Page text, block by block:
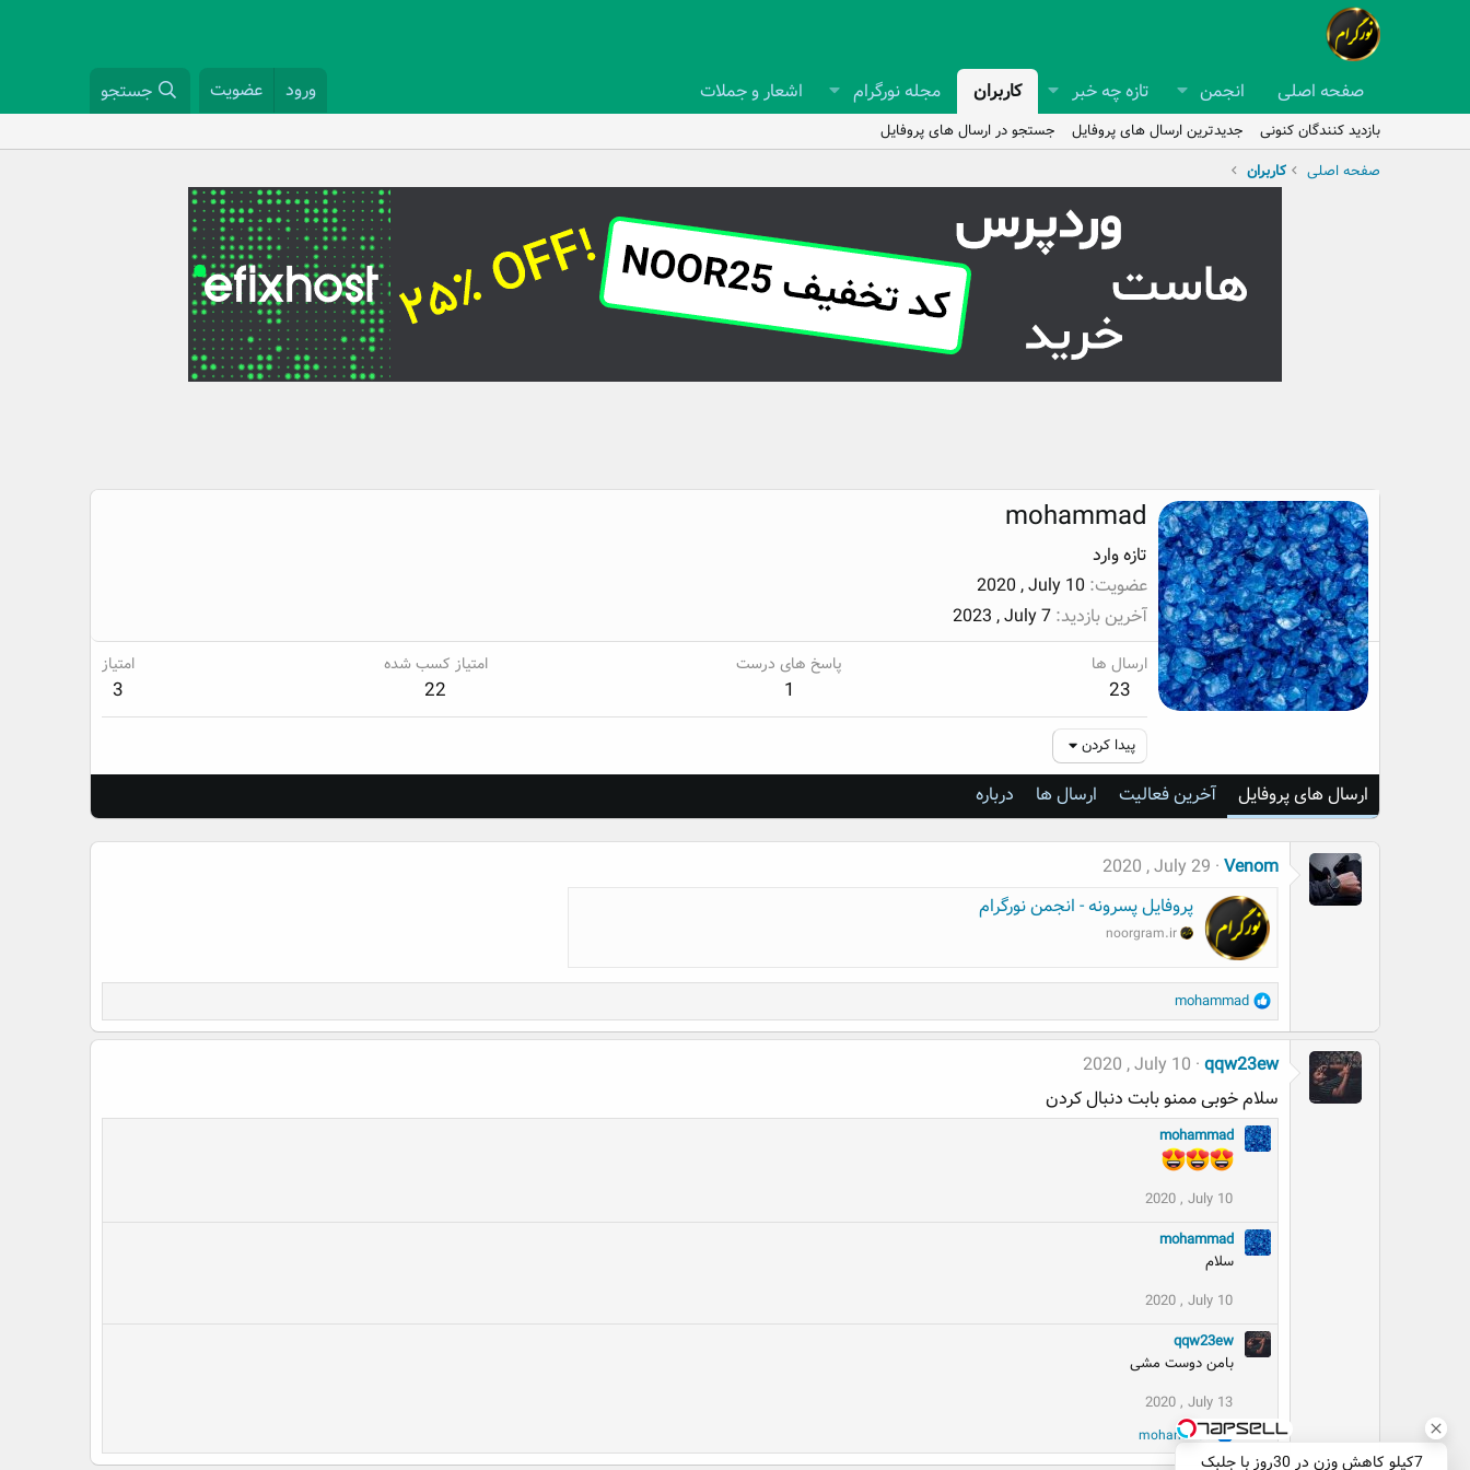
صفحه اصلی انجمن تازه چه خبر کاربران مجله نورگرام اشعار و جملات ورود عضویت جستجو
بازدید کنندگان کنونی جدیدترین ارسال های پروفایل
جستجو در ارسال های پروفایل
صفحه اصلی
کاربران
7کیلو کاهش وزن در 30روز با جلبک
mohammad
تازه وارد
عضویت 2020 , July 10
آخرین بازدید 2023 , July 7
ارسال ها
23
پاسخ های درست
1
امتیاز کسب شده
22
امتیاز
3
پیدا کردن
ارسال های پروفایل آخرین فعالیت ارسال ها درباره
Venom
2020 , July 29
پروفایل پسرونه - انجمن نورگرام
noorgram.ir
R
e
a
c
i
o
n
mohammad
qqw23ew
2020 , July 10
سلام خوبی ممنو بابت دنبال کردن
mohammad
2020 , July 10
mohammad
سلام
2020 , July 10
qqw23ew
بامن دوست مشی
2020 , July 13
R
e
mohammad